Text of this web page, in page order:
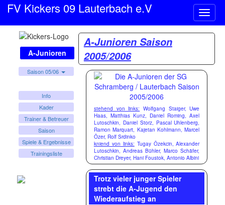
ein-/
FV Kickers 09 Lauterbach e.V
A-Junioren
Saison 05/06
Info
Kader
Trainer & Betreuer
Saison
Spiele & Ergebnisse
Trainingsliste
A-Junioren Saison
2005/2006
stehend von links: Wolfgang Staiger, Uwe
Haas, Matthias Kunz, Daniel Roming, Axel
Lutoschkin, Daniel Storz, Pascal Uhlenberg,
Ramon Marquart, Kajetan Kohlmann, Marcel
Özer, Rolf Srdinko
kniend von links: Tugay Özekcin, Alexander
Lutoschkin, Andreas Bühler, Marco Schäfer,
Christian Dreyer, Hani Foustok, Antonio Albini
Trotz vieler junger Spieler
strebt die A-Jugend den
Wiederaufstieg an